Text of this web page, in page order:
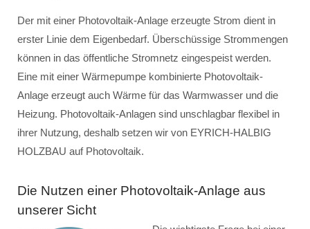
Der mit einer Photovoltaik-Anlage erzeugte Strom dient in
erster Linie dem Eigenbedarf. Überschüssige Strommengen
können in das öffentliche Stromnetz eingespeist werden.
Eine mit einer Wärmepumpe kombinierte Photovoltaik-
Anlage erzeugt auch Wärme für das Warmwasser und die
Heizung. Photovoltaik-Anlagen sind unschlagbar flexibel in
ihrer Nutzung, deshalb setzen wir von EYRICH-HALBIG
HOLZBAU auf Photovoltaik.
Die Nutzen einer Photovoltaik-Anlage aus
unserer Sicht